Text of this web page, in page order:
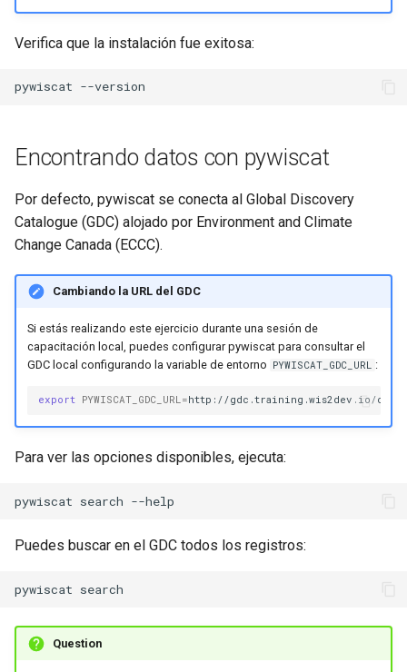
Verifica que la instalación fue exitosa:
pywiscat
Encontrando datos con pywiscat
Por defecto, pywiscat se conecta al Global Discovery
Catalogue (GDC) alojado por Environment and Climate
Change Canada (ECCC).
Cambiando la URL del GDC
Si estás realizando este ejercicio durante una sesión de
capacitación local, puedes configurar pywiscat para consultar el
GDC local configurando la variable de entorno PYWISCAT_GDC_URL :
export PYWISCAT_GDC_URL=
Para ver las opciones disponibles, ejecuta:
pywiscat search
Puedes buscar en el GDC todos los registros:
pywiscat
Question